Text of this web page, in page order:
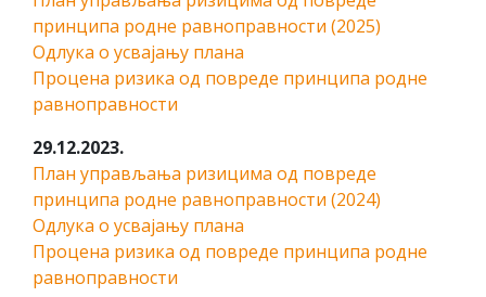
принципа родне равноправности (2025)
Одлука о усвајању плана
Процена ризика од повреде принципа родне
равноправности
29.12.2023.
План управљања ризицима од повреде
принципа родне равноправности (2024)
Одлука о усвајању плана
Процена ризика од повреде принципа родне
равноправности